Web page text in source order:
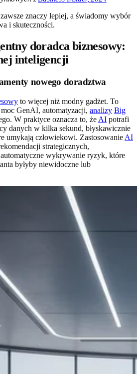
znaczy lepiej, a świadomy wybór
i skuteczności.
doradca biznesowy:
inteligencji
nowego doradztwa
to więcej niż modny gadżet. To
GenAI, automatyzacji, analizy Big
W praktyce oznacza to, że AI potrafi
danych w kilka sekund, błyskawicznie
umykają człowiekowi. Zastosowanie AI
strategicznych,
wykrywanie ryzyk, które
byłyby niewidoczne lub